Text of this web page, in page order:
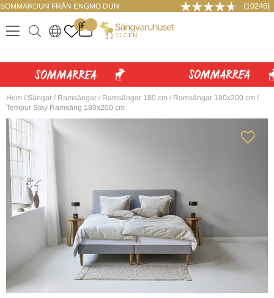
SOMMARDUN FRÅN ENGMO DUN (10246)
.
0
. ..
LOGGA IN
Hem / Sängar / Ramsängar / Ramsängar 180 cm / Ramsängar 180x200 cm /
Tempur Stay Ramsäng 180x200 cm